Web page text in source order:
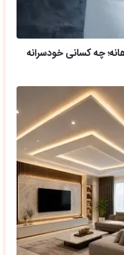
چه کسانی خودسرانه